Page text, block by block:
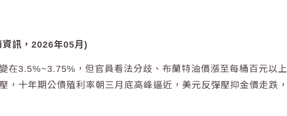
訊，2026年05月)
在3.5%~3.75%，但官員看法分歧、布蘭特油價漲至每桶百元以
，十年期公債殖利率朝三月底高峰逼近，美元反彈壓抑金價走跌